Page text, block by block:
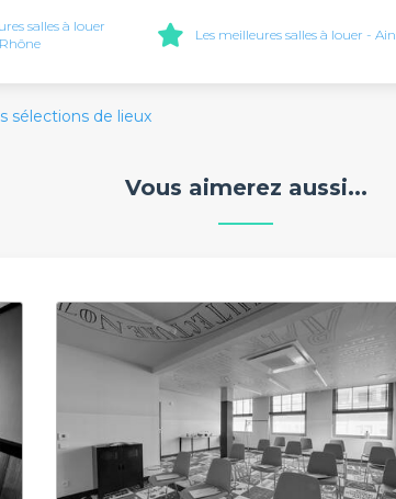
salles à louer
Les meilleures salles à louer - Ain
sélections de lieux
Vous aimerez aussi...